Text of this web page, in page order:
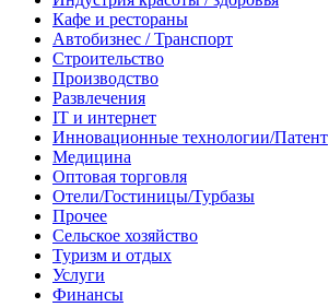
Кафе и рестораны
Автобизнес / Транспорт
Строительство
Производство
Развлечения
IT и интернет
Инновационные технологии/Патент
Медицина
Оптовая торговля
Отели/Гостиницы/Турбазы
Прочее
Сельское хозяйство
Туризм и отдых
Услуги
Финансы